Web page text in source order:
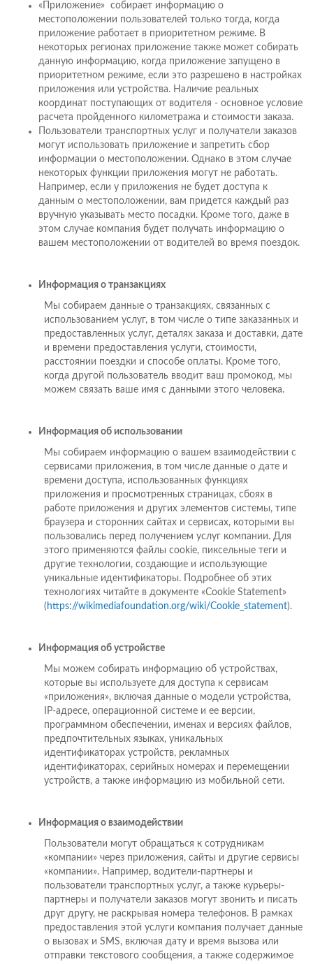
«Приложение» собирает информацию о
местоположении пользователей только тогда, когда
приложение работает в приоритетном режиме. В
некоторых регионах приложение также может собирать
данную информацию, когда приложение запущено в
приоритетном режиме, если это разрешено в настройках
приложения или устройства. Наличие реальных
координат поступающих от водителя - основное условие
расчета пройденного километража и стоимости заказа.
Пользователи транспортных услуг и получатели заказов
могут использовать приложение и запретить сбор
информации о местоположении. Однако в этом случае
некоторых функции приложения могут не работать.
Например, если у приложения не будет доступа к
данным о местоположении, вам придется каждый раз
вручную указывать место посадки. Кроме того, даже в
этом случае компания будет получать информацию о
вашем местоположении от водителей во время поездок.
Информация о транзакциях
Мы собираем данные о транзакциях, связанных с
использованием услуг, в том числе о типе заказанных и
предоставленных услуг, деталях заказа и доставки, дате
и времени предоставления услуги, стоимости,
расстоянии поездки и способе оплаты. Кроме того,
когда другой пользователь вводит ваш промокод, мы
можем связать ваше имя с данными этого человека.
Информация об использовании
Мы собираем информацию о вашем взаимодействии с
сервисами приложения, в том числе данные о дате и
времени доступа, использованных функциях
приложения и просмотренных страницах, сбоях в
работе приложения и других элементов системы, типе
браузера и сторонних сайтах и сервисах, которыми вы
пользовались перед получением услуг компании. Для
этого применяются файлы cookie, пиксельные теги и
другие технологии, создающие и использующие
уникальные идентификаторы. Подробнее об этих
технологиях читайте в документе «Cookie Statement»
( https://wikimediafoundation.org/wiki/Cookie_statement).
Информация об устройстве
Мы можем собирать информацию об устройствах,
которые вы используете для доступа к сервисам
«приложения», включая данные о модели устройства,
IP-адресе, операционной системе и ее версии,
программном обеспечении, именах и версиях файлов,
предпочтительных языках, уникальных
идентификаторах устройств, рекламных
идентификаторах, серийных номерах и перемещении
устройств, а также информацию из мобильной сети.
Информация о взаимодействии
Пользователи могут обращаться к сотрудникам
«компании» через приложения, сайты и другие сервисы
«компании». Например, водители-партнеры и
пользователи транспортных услуг, а также курьеры-
партнеры и получатели заказов могут звонить и писать
друг другу, не раскрывая номера телефонов. В рамках
предоставления этой услуги компания получает данные
о вызовах и SMS, включая дату и время вызова или
отправки текстового сообщения, а также содержимое